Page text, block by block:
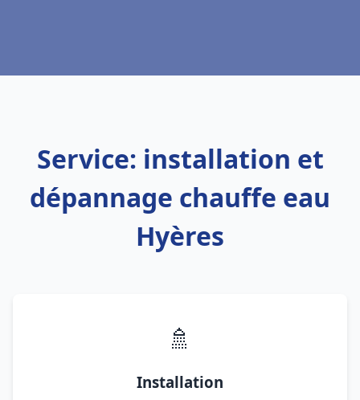
Service: installation et
dépannage chauffe eau
Hyères
🚿
Installation